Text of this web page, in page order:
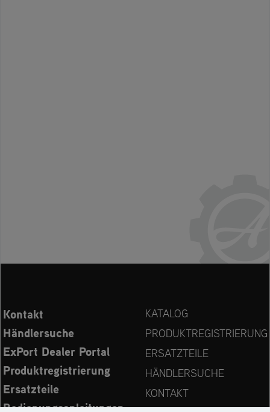
Kontakt
Händlersuche
ExPort Dealer Portal
Produktregistrierung
Ersatzteile
Bedienungsanleitungen
KATALOG
PRODUKTREGISTRIERUNG
ERSATZTEILE
HÄNDLERSUCHE
KONTAKT